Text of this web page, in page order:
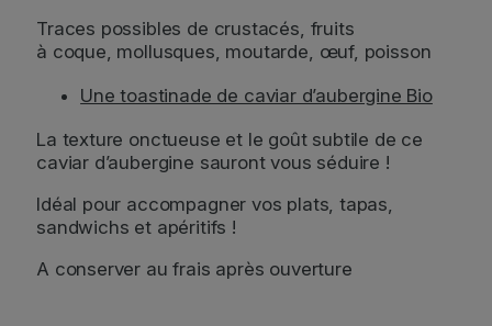
Traces possibles de crustacés, fruits
à coque, mollusques, moutarde, œuf, poisson
Une toastinade de caviar d’aubergine Bio
La texture onctueuse et le goût subtile de ce
caviar d’aubergine sauront vous séduire !
Idéal pour accompagner vos plats, tapas,
sandwichs et apéritifs !
A conserver au frais après ouverture